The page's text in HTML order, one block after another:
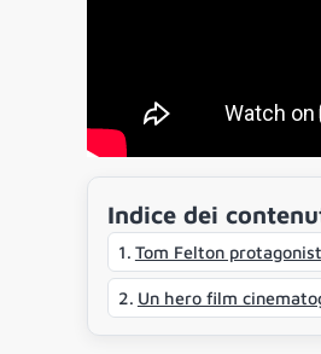
Indice dei
Tom Felton
Un hero film